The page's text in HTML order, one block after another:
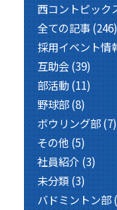
西コントピック
全ての記事(246)
採用イベント情
互助会(39)
部活動(11)
野球部(8)
ボウリング部(7)
その他(5)
社員紹介 (3)
未分類(3)
バドミントン部